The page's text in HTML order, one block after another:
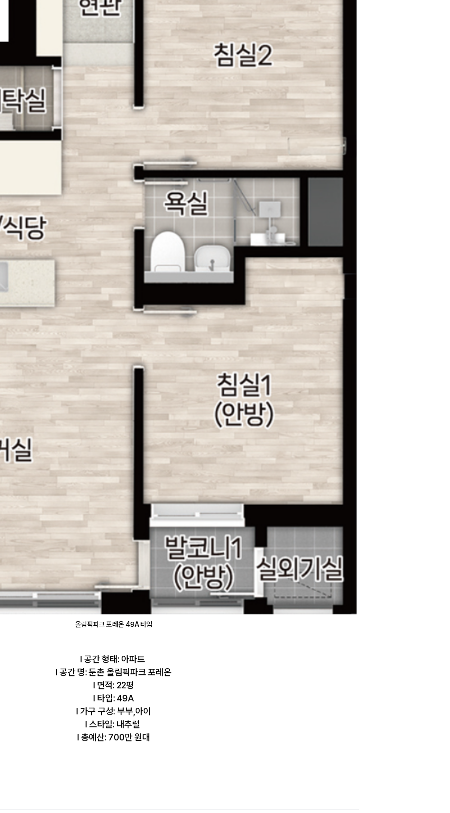
올림픽파크 포레온 49A 타입
l 공간 형태: 아파트
l 공간 명: 둔촌 올림픽파크 포레온
l 면적: 22평
l 타입: 49A
l 가구 구성: 부부,아이
l 스타일: 내추럴
l 총예산: 700만 원대